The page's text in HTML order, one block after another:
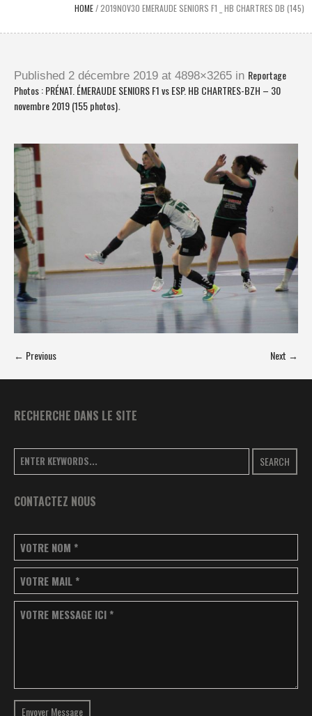
HOME/2019NOV30 EMERAUDE SENIORS F1 _ HB CHARTRES DB (145)
Published 2 décembre 2019 at 4898×3265 in Reportage
Photos : PRÉNAT. ÉMERAUDE SENIORS F1 vs ESP. HB CHARTRES-BZH – 30
novembre 2019 (155 photos).
← Previous Next →
RECHERCHE DANS LE SITE
SEARCH
CONTACTEZ NOUS
VOTRE NOM *
VOTRE MAIL *
VOTRE MESSAGE ICI *
Envoyer Message